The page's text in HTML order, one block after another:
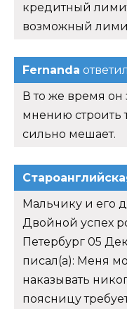
кредитный
возможный
Fernanda
В то же время он
мнению строить
сильно мешает.
Мальчику и его
Двойной успех
Петербург 05
писал(а): Меня
наказывать
поясницу